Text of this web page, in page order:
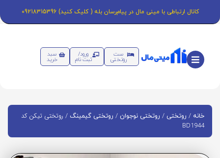
کانال ارتباطی با مینی مال در پیام‌رسان بله ( کلیک کنید) 09218315396
ست
روتختی
ورود/
ثبت نام
سبد
خرید
خانه / روتختی / روتختی نوجوان / روتختی گیمینگ / روتختی تیکن کد
BD1944